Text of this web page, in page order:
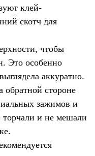
клей-
скотч для
чтобы
Это особенно
аккуратно.
обратной стороне
зажимов и
и не мешали